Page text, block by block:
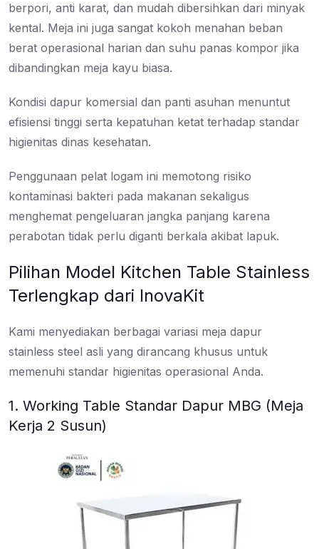
berpori, anti karat, dan mudah dibersihkan dari minyak
kental. Meja ini juga sangat kokoh menahan beban
berat operasional harian dan suhu panas kompor jika
dibandingkan meja kayu biasa.
Kondisi dapur komersial dan panti asuhan menuntut
efisiensi tinggi serta kepatuhan ketat terhadap standar
higienitas dinas kesehatan.
Penggunaan pelat logam ini memotong risiko
kontaminasi bakteri pada makanan sekaligus
menghemat pengeluaran jangka panjang karena
perabotan tidak perlu diganti berkala akibat lapuk.
Pilihan Model Kitchen Table Stainless
Terlengkap dari InovaKit
Kami menyediakan berbagai variasi meja dapur
stainless steel asli yang dirancang khusus untuk
memenuhi standar higienitas operasional Anda.
1. Working Table Standar Dapur MBG (Meja
Kerja 2 Susun)